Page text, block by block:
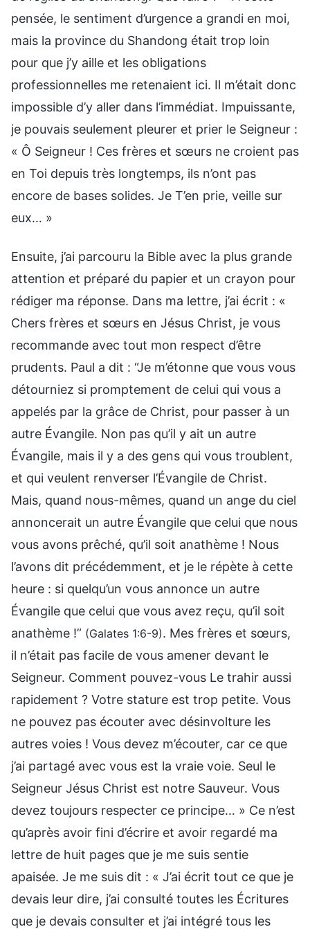
pensée, le sentiment d’urgence a grandi en moi,
mais la province du Shandong était trop loin
pour que j’y aille et les obligations
professionnelles me retenaient ici. Il m’était donc
impossible d’y aller dans l’immédiat. Impuissante,
je pouvais seulement pleurer et prier le Seigneur :
« Ô Seigneur ! Ces frères et sœurs ne croient pas
en Toi depuis très longtemps, ils n’ont pas
encore de bases solides. Je T’en prie, veille sur
eux… »
Ensuite, j’ai parcouru la Bible avec la plus grande
attention et préparé du papier et un crayon pour
rédiger ma réponse. Dans ma lettre, j’ai écrit : «
Chers frères et sœurs en Jésus Christ, je vous
recommande avec tout mon respect d’être
prudents. Paul a dit : “Je m’étonne que vous vous
détourniez si promptement de celui qui vous a
appelés par la grâce de Christ, pour passer à un
autre Évangile. Non pas qu’il y ait un autre
Évangile, mais il y a des gens qui vous troublent,
et qui veulent renverser l’Évangile de Christ.
Mais, quand nous-mêmes, quand un ange du ciel
annoncerait un autre Évangile que celui que nous
vous avons prêché, qu’il soit anathème ! Nous
l’avons dit précédemment, et je le répète à cette
heure : si quelqu’un vous annonce un autre
Évangile que celui que vous avez reçu, qu’il soit
anathème !” (Galates 1:6-9). Mes frères et sœurs,
il n’était pas facile de vous amener devant le
Seigneur. Comment pouvez-vous Le trahir aussi
rapidement ? Votre stature est trop petite. Vous
ne pouvez pas écouter avec désinvolture les
autres voies ! Vous devez m’écouter, car ce que
j’ai partagé avec vous est la vraie voie. Seul le
Seigneur Jésus Christ est notre Sauveur. Vous
devez toujours respecter ce principe… » Ce n’est
qu’après avoir fini d’écrire et avoir regardé ma
lettre de huit pages que je me suis sentie
apaisée. Je me suis dit : « J’ai écrit tout ce que je
devais leur dire, j’ai consulté toutes les Écritures
que je devais consulter et j’ai intégré tous les